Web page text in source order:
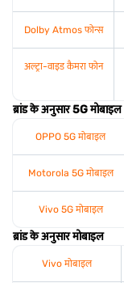
Dolby Atmos फोन्स
अल्ट्रा-वाइड कैमरा फोन
ब्रांड के अनुसार 5G मोबाइल
OPPO 5G मोबाइल
Motorola 5G मोबाइल
Vivo 5G मोबाइल
ब्रांड के अनुसार मोबाइल
Vivo मोबाइल